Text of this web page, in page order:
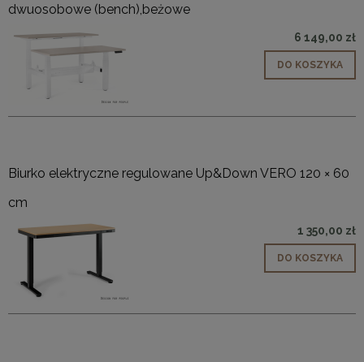
dwuosobowe (bench),beżowe
6 149,00 zł
DO KOSZYKA
Biurko elektryczne regulowane Up&Down VERO 120 × 60
cm
1 350,00 zł
DO KOSZYKA